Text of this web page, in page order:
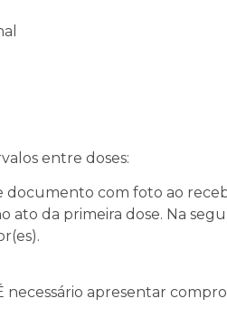
entre doses:
documento com foto ao
ato da primeira dose. Na
necessário apresentar